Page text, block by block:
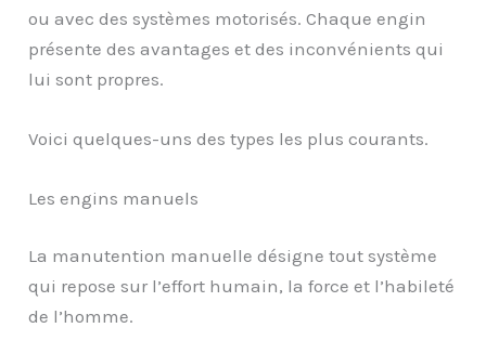
ou avec des systèmes motorisés. Chaque engin
présente des avantages et des inconvénients qui
lui sont propres.
Voici quelques-uns des types les plus courants.
Les engins manuels
La manutention manuelle désigne tout système
qui repose sur l’effort humain, la force et l’habileté
de l’homme.